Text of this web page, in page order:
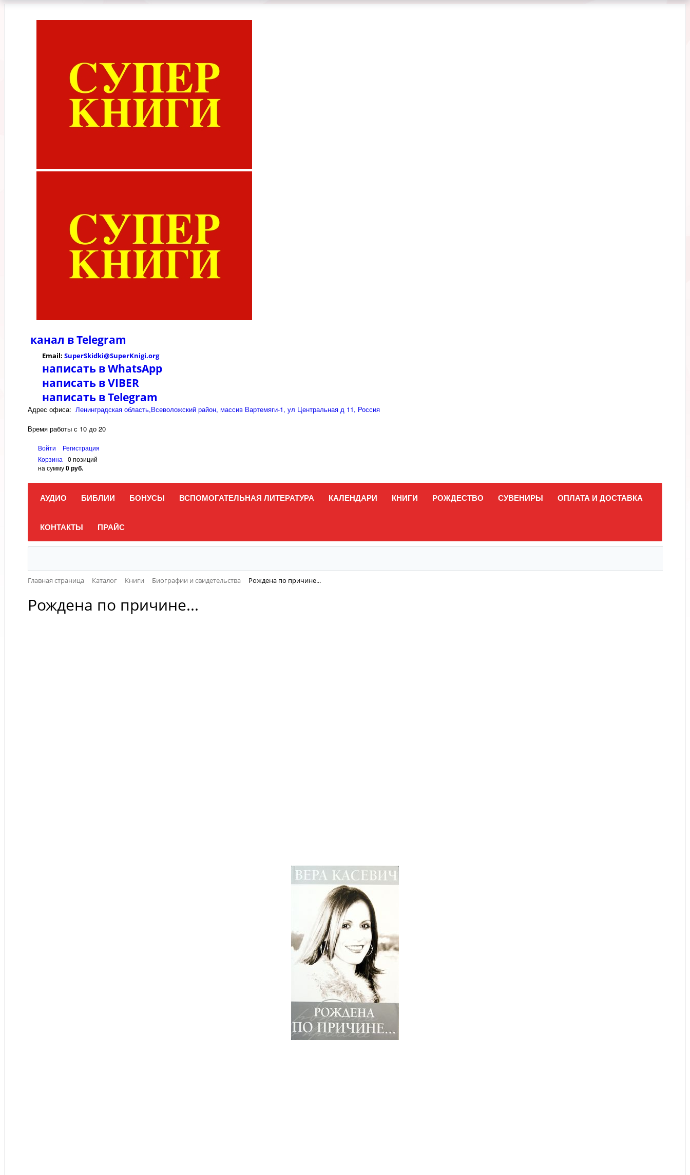
канал вTelegram
Email: SuperSkidki@SuperKnigi.org
написать в WhatsApp
написать в VIBER
написать в Telegram
Адрес офиса: Ленинградская область,Всеволожский район, массив Вартемяги-1, ул Центральная д 11, Россия
Время работы с 10 до 20
Войти
Регистрация
Корзина
0 позиций
на сумму0 руб.
АУДИО БИБЛИИ БОНУСЫ ВСПОМОГАТЕЛЬНАЯ ЛИТЕРАТУРА КАЛЕНДАРИ КНИГИ РОЖДЕСТВО СУВЕНИРЫ ОПЛАТА И ДОСТАВКА
КОНТАКТЫ ПРАЙС
Главная страница Каталог Книги Биографии и свидетельства Рождена по причине...
Рождена по причине...